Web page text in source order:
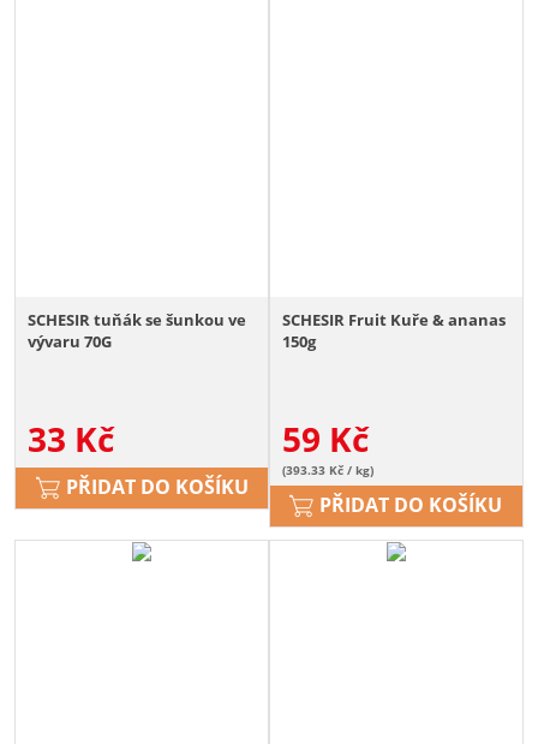
SCHESIR tuňák se šunkou ve
vývaru 70G
33 Kč
PŘIDAT DO KOŠÍKU
SCHESIR Fruit Kuře & ananas
150g
59 Kč
(393.33 Kč / kg)
PŘIDAT DO KOŠÍKU